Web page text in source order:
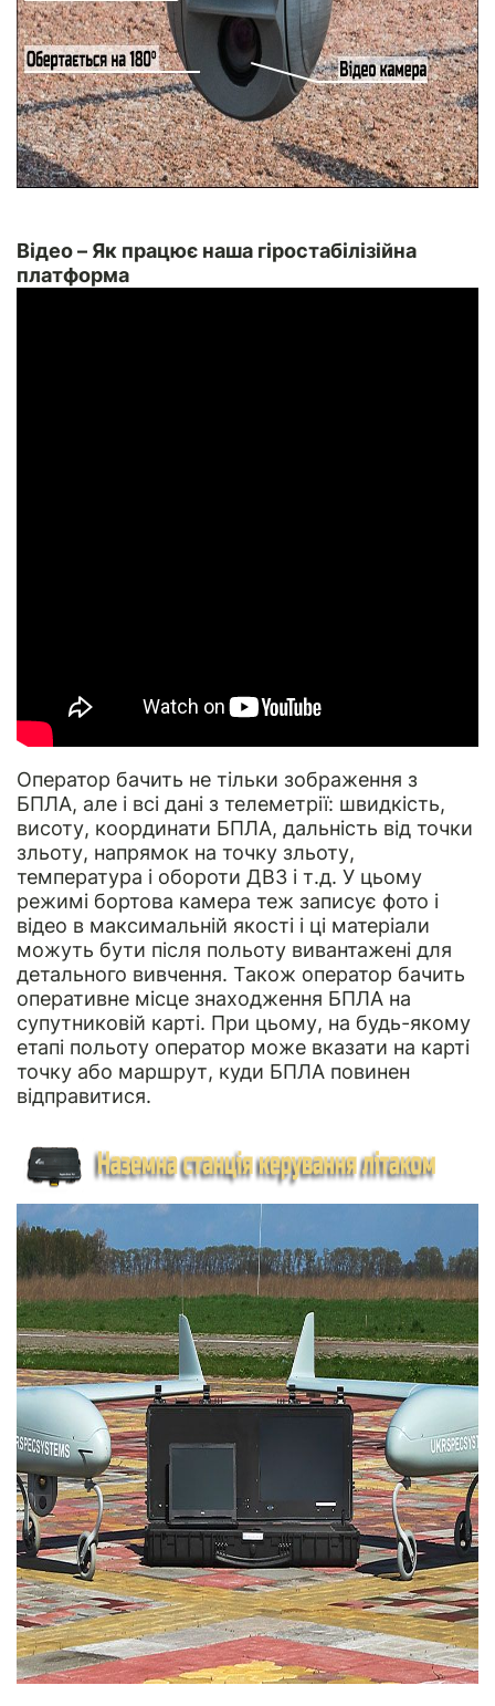
Відео – Як працює наша гіростабілізійна
платформа
Оператор бачить не тільки зображення з
БПЛА, але і всі дані з телеметрії: швидкість,
висоту, координати БПЛА, дальність від точки
зльоту, напрямок на точку зльоту,
температура і обороти ДВЗ і т.д. У цьому
режимі бортова камера теж записує фото і
відео в максимальній якості і ці матеріали
можуть бути після польоту вивантажені для
детального вивчення. Також оператор бачить
оперативне місце знаходження БПЛА на
супутниковій карті. При цьому, на будь-якому
етапі польоту оператор може вказати на карті
точку або маршрут, куди БПЛА повинен
відправитися.